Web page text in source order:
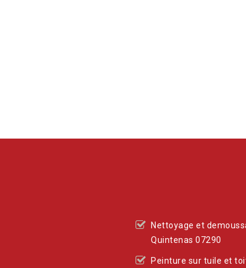
Nettoyage et
Quintenas 07290
Peinture sur tuile et